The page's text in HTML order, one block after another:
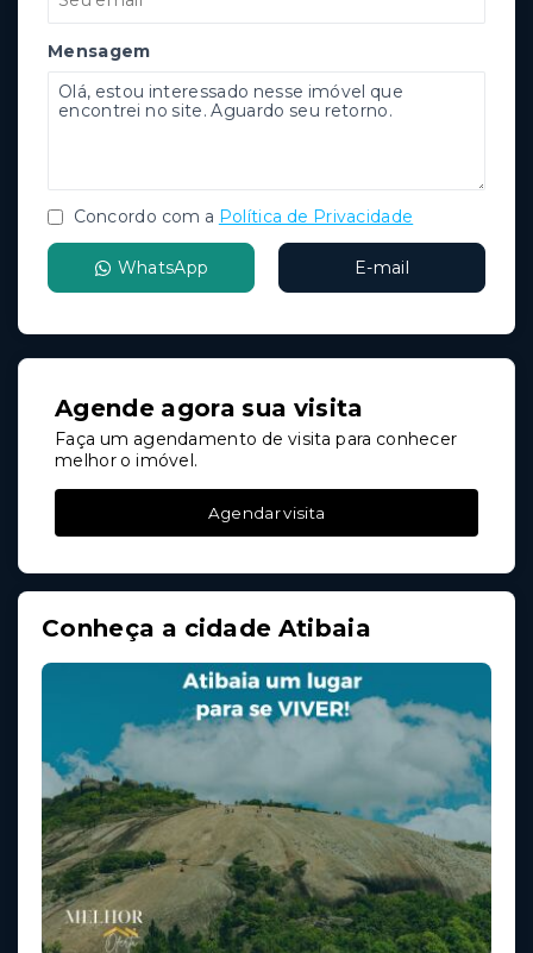
Mensagem
Concordo com a Política de Privacidade
WhatsApp E-mail
Agende agora sua visita
Faça um agendamento de visita para conhecer
melhor o imóvel.
Agendar visita
Conheça a cidade Atibaia